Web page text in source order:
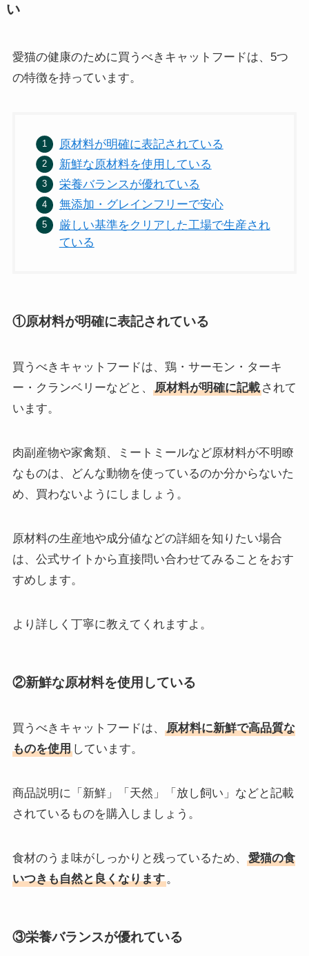
い
愛猫の健康のために買うべきキャットフードは、5つ
の特徴を持っています。
原材料が明確に表記されている
新鮮な原材料を使用している
栄養バランスが優れている
無添加・グレインフリーで安心
厳しい基準をクリアした工場で生産され
ている
①原材料が明確に表記されている
買うべきキャットフードは、鶏・サーモン・ターキ
ー・クランベリーなどと、
原材料が明確に記載されて
います。
肉副産物や家禽類、ミートミールなど原材料が不明瞭
なものは、どんな動物を使っているのか分からないた
め、買わないようにしましょう。
原材料の生産地や成分値などの詳細を知りたい場合
は、公式サイトから直接問い合わせてみることをおす
すめします。
より詳しく丁寧に教えてくれますよ。
②新鮮な原材料を使用している
買うべきキャットフードは、
原材料に新鮮で高品質な
ものを使用しています。
商品説明に「新鮮」「天然」「放し飼い」などと記載
されているものを購入しましょう。
食材のうま味がしっかりと残っているため、
愛猫の食
いつきも自然と良くなります。
③栄養バランスが優れている